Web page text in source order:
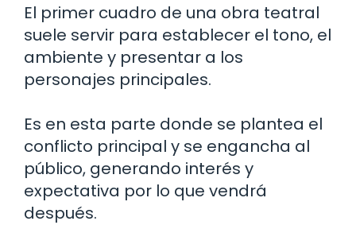
El primer cuadro de una obra teatral
suele servir para establecer el tono, el
ambiente y presentar a los
personajes principales.
Es en esta parte donde se plantea el
conflicto principal y se engancha al
público, generando interés y
expectativa por lo que vendrá
después.